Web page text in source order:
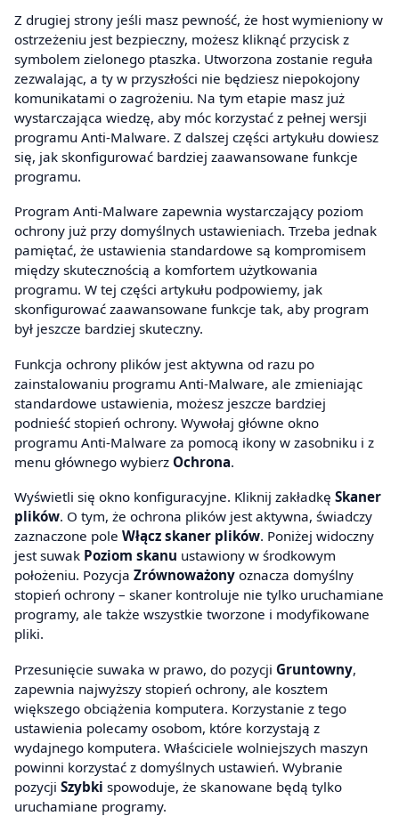
Z drugiej strony jeśli masz pewność, że host wymieniony w
ostrzeżeniu jest bezpieczny, możesz kliknąć przycisk z
symbolem zielonego ptaszka. Utworzona zostanie reguła
zezwalając, a ty w przyszłości nie będziesz niepokojony
komunikatami o zagrożeniu. Na tym etapie masz już
wystarczająca wiedzę, aby móc korzystać z pełnej wersji
programu Anti-Malware. Z dalszej części artykułu dowiesz
się, jak skonfigurować bardziej zaawansowane funkcje
programu.
Program Anti-Malware zapewnia wystarczający poziom
ochrony już przy domyślnych ustawieniach. Trzeba jednak
pamiętać, że ustawienia standardowe są kompromisem
między skutecznością a komfortem użytkowania
programu. W tej części artykułu podpowiemy, jak
skonfigurować zaawansowane funkcje tak, aby program
był jeszcze bardziej skuteczny.
Funkcja ochrony plików jest aktywna od razu po
zainstalowaniu programu Anti-Malware, ale zmieniając
standardowe ustawienia, możesz jeszcze bardziej
podnieść stopień ochrony. Wywołaj główne okno
programu Anti-Malware za pomocą ikony w zasobniku i z
menu głównego wybierz Ochrona.
Wyświetli się okno konfiguracyjne. Kliknij zakładkę Skaner
plików. O tym, że ochrona plików jest aktywna, świadczy
zaznaczone pole Włącz skaner plików. Poniżej widoczny
jest suwak Poziom skanu ustawiony w środkowym
położeniu. Pozycja Zrównoważony oznacza domyślny
stopień ochrony – skaner kontroluje nie tylko uruchamiane
programy, ale także wszystkie tworzone i modyfikowane
pliki.
Przesunięcie suwaka w prawo, do pozycji Gruntowny,
zapewnia najwyższy stopień ochrony, ale kosztem
większego obciążenia komputera. Korzystanie z tego
ustawienia polecamy osobom, które korzystają z
wydajnego komputera. Właściciele wolniejszych maszyn
powinni korzystać z domyślnych ustawień. Wybranie
pozycji Szybki spowoduje, że skanowane będą tylko
uruchamiane programy.